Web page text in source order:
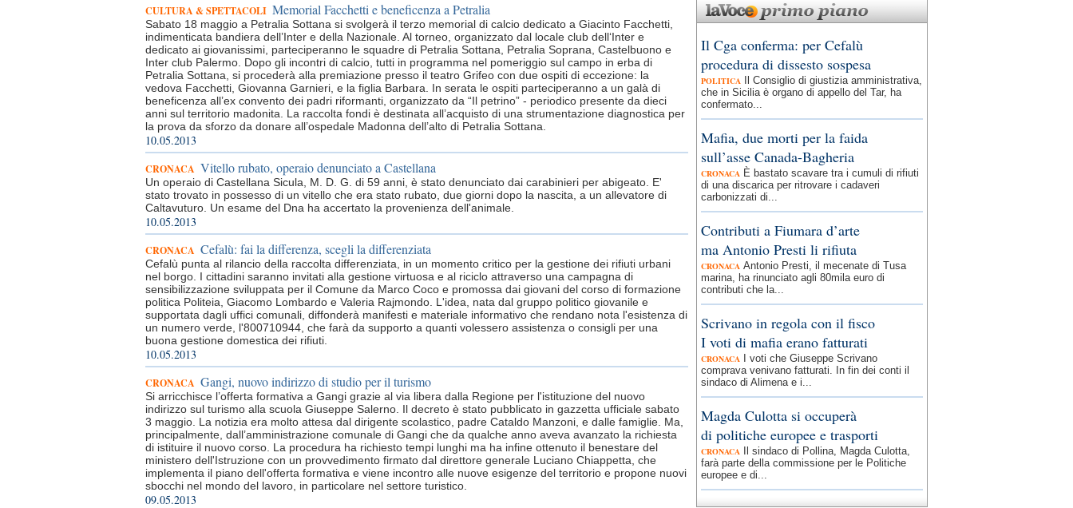
CULTURA & SPETTACOLI Memorial Facchetti e beneficenza a Petralia
Sabato 18 maggio a Petralia Sottana si svolgerà il terzo memorial di calcio dedicato a Giacinto Facchetti,
indimenticata bandiera dell’Inter e della Nazionale. Al torneo, organizzato dal locale club dell‘Inter e
dedicato ai giovanissimi, parteciperanno le squadre di Petralia Sottana, Petralia Soprana, Castelbuono e
Inter club Palermo. Dopo gli incontri di calcio, tutti in programma nel pomeriggio sul campo in erba di
Petralia Sottana, si procederà alla premiazione presso il teatro Grifeo con due ospiti di eccezione: la
vedova Facchetti, Giovanna Garnieri, e la figlia Barbara. In serata le ospiti parteciperanno a un galà di
beneficenza all’ex convento dei padri riformanti, organizzato da “Il petrino” - periodico presente da dieci
anni sul territorio madonita. La raccolta fondi è destinata all’acquisto di una strumentazione diagnostica per
la prova da sforzo da donare all’ospedale Madonna dell’alto di Petralia Sottana.
10.05.2013
CRONACA Vitello rubato, operaio denunciato a Castellana
Un operaio di Castellana Sicula, M. D. G. di 59 anni, è stato denunciato dai carabinieri per abigeato. E'
stato trovato in possesso di un vitello che era stato rubato, due giorni dopo la nascita, a un allevatore di
Caltavuturo. Un esame del Dna ha accertato la provenienza dell'animale.
10.05.2013
CRONACA Cefalù: fai la differenza, scegli la differenziata
Cefalù punta al rilancio della raccolta differenziata, in un momento critico per la gestione dei rifiuti urbani
nel borgo. I cittadini saranno invitati alla gestione virtuosa e al riciclo attraverso una campagna di
sensibilizzazione sviluppata per il Comune da Marco Coco e promossa dai giovani del corso di formazione
politica Politeia, Giacomo Lombardo e Valeria Rajmondo. L'idea, nata dal gruppo politico giovanile e
supportata dagli uffici comunali, diffonderà manifesti e materiale informativo che rendano nota l'esistenza di
un numero verde, l'800710944, che farà da supporto a quanti volessero assistenza o consigli per una
buona gestione domestica dei rifiuti.
10.05.2013
CRONACA Gangi, nuovo indirizzo di studio per il turismo
Si arricchisce l’offerta formativa a Gangi grazie al via libera dalla Regione per l'istituzione del nuovo
indirizzo sul turismo alla scuola Giuseppe Salerno. Il decreto è stato pubblicato in gazzetta ufficiale sabato
3 maggio. La notizia era molto attesa dal dirigente scolastico, padre Cataldo Manzoni, e dalle famiglie. Ma,
principalmente, dall’amministrazione comunale di Gangi che da qualche anno aveva avanzato la richiesta
di istituire il nuovo corso. La procedura ha richiesto tempi lunghi ma ha infine ottenuto il benestare del
ministero dell'Istruzione con un provvedimento firmato dal direttore generale Luciano Chiappetta, che
implementa il piano dell'offerta formativa e viene incontro alle nuove esigenze del territorio e propone nuovi
sbocchi nel mondo del lavoro, in particolare nel settore turistico.
09.05.2013
Il Cga conferma: per Cefalù
procedura di dissesto sospesa
POLITICA
Il Consiglio di giustizia amministrativa,
che in Sicilia è organo di appello del Tar, ha
confermato...
Mafia, due morti per la faida
sull’asse Canada-Bagheria
CRONACA È bastato scavare tra i cumuli di rifiuti
di una discarica per ritrovare i cadaveri
carbonizzati di...
Contributi a Fiumara d’arte
ma Antonio Presti li rifiuta
CRONACA Antonio Presti, il mecenate di Tusa
marina, ha rinunciato agli 80mila euro di
contributi che la...
Scrivano in regola con il fisco
I voti di mafia erano fatturati
CRONACA
I voti che Giuseppe Scrivano
comprava venivano fatturati. In fin dei conti il
sindaco di Alimena e i...
Magda Culotta si occuperà
di politiche europee e trasporti
CRONACA
Il sindaco di Pollina, Magda Culotta,
farà parte della commissione per le Politiche
europee e di...